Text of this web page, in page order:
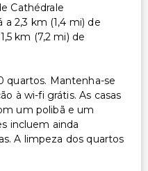
Cathédrale
2,3 km (1,4 mi) de
km (7,2 mi) de
quartos. Mantenha-se
à wi-fi grátis. As casas
um polibã e um
incluem ainda
A limpeza dos quartos